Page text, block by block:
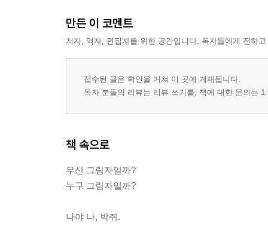
만든 이 코멘트
저자, 역자, 편집자를 위한 공간입니다. 독자들에게 전하
접수된 글은 확인을 거쳐 이 곳에 게재됩니다.
독자 분들의 리뷰는 리뷰 쓰기를, 책에 대한 문의는
책 속으로
우산 그림자일까?
누구 그림자일까?
나야 나, 박쥐.